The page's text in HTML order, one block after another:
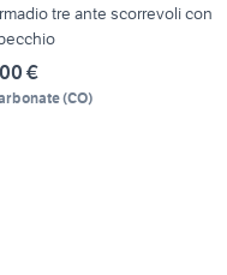
tre ante scorrevoli con
€
(CO)